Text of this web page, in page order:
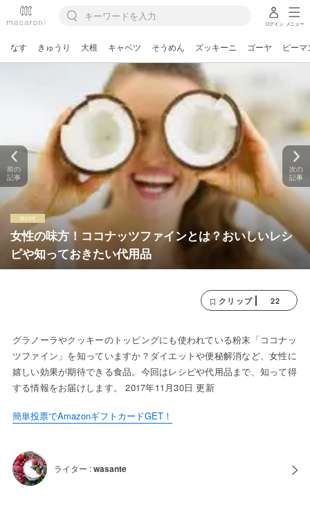
ログイン メニュー
なす きゅうり 大根 キャベツ そうめん ズッキーニ ゴーヤ ピーマ
女性の味方！ココナッツファインとは？おいしいレシ
ピや知っておきたい代用品
前の
記事
次の
記事
クリップ 22
グラノーラやクッキーのトッピングにも使われている粉末「ココナッ
ツファイン」を知っていますか？ダイエットや便秘解消など、女性に
嬉しい効果が期待できる食品。今回はレシピや代用品まで、知って得
する情報をお届けします。 2017年11月30日 更新
簡単投票でAmazonギフトカードGET！
ライター :wasante